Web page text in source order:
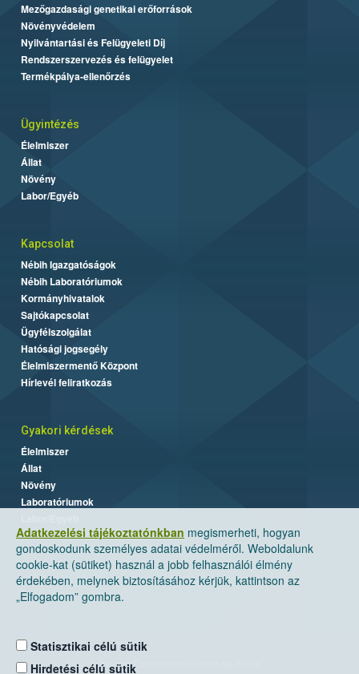
Adatkezelési tájékoztatónkban megismerheti, hogyan
gondoskodunk személyes adatai védelméről. Weboldalunk
cookie-kat (sütiket) használ a jobb felhasználói élmény
érdekében, melynek biztosításához kérjük, kattintson az
„Elfogadom” gombra.
Statisztikai célú sütik
Hirdetési célú sütik
Mezőgazdasági genetikai erőforrások
Növényvédelem
Nyilvántartási és Felügyeleti Díj
Rendszerszervezés és felügyelet
Termékpálya-ellenőrzés
Ügyintézés
Élelmiszer
Állat
Növény
Labor/Egyéb
Kapcsolat
Nébih Igazgatóságok
Nébih Laboratóriumok
Kormányhivatalok
Sajtókapcsolat
Ügyfélszolgálat
Hatósági jogsegély
Élelmiszermentő Központ
Hírlevél feliratkozás
Gyakori kérdések
Élelmiszer
Állat
Növény
Laboratóriumok
Nemzeti Élelmiszerlánc-biztonsági Hivatal